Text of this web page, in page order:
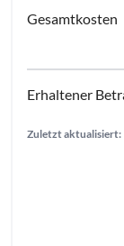
Zuletzt aktualisiert: